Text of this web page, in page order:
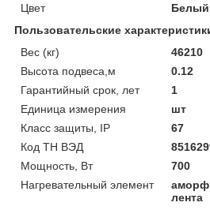
Цвет
Белый
Пользовательские
Вес (кг)
46210
Высота подвеса,м
0.12
Гарантийный срок, лет
1
Единица измерения
шт
Класс защиты, IP
67
Код ТН ВЭД
Мощность, Вт
700
Нагревательный элемент
лента